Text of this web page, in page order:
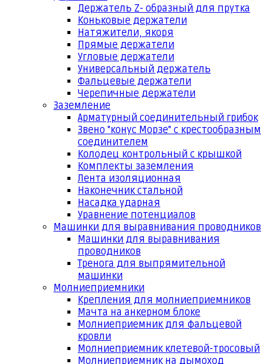
Держатель Z- образный для прутка
Коньковые держатели
Натяжители, якоря
Прямые держатели
Угловые держатели
Универсальный держатель
Фальцевые держатели
Черепичные держатели
Заземление
Арматурный соединительный грибок
Звено "конус Морзе" с крестообразным
соединителем
Колодец контрольный с крышкой
Комплекты заземления
Лента изоляционная
Наконечник стальной
Насадка ударная
Уравнение потенциалов
Машинки для выравнивания проводников
Машинки для выравнивания
проводников
Тренога для выпрямительной
машинки
Молниеприемники
Крепления для молниеприемников
Мачта на анкерном блоке
Молниеприемник для фальцевой
кровли
Молниеприемник клетевой-тросовый
Молниеприемник на дымоход